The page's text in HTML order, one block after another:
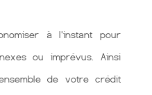
à l'instant pour
ou imprévus. Ainsi
de votre crédit